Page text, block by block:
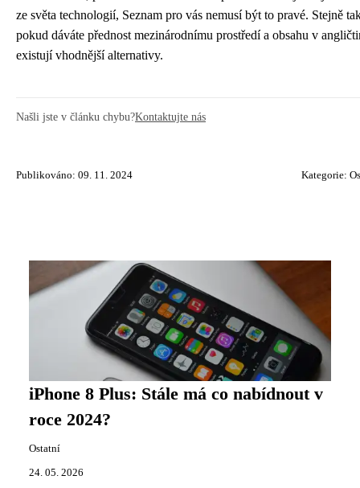
ze světa technologií, Seznam pro vás nemusí být to pravé. Stejně
pokud dáváte přednost mezinárodnímu prostředí a obsahu v
existují vhodnější alternativy.
Našli jste v článku chybu?Kontaktujte nás
Publikováno: 09. 11. 2024 Kategorie:
iPhone 8 Plus: Stále má co nabídnout v
roce 2024?
Ostatní
24. 05. 2026